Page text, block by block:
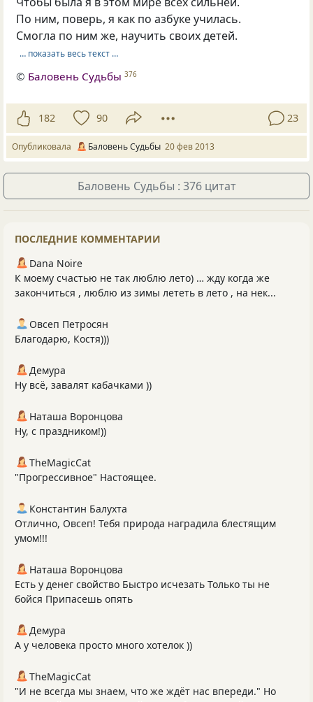
По ним, поверь, я как по азбуке училась.
Смогла по ним же, научить своих детей.
… показать весь текст …
© Баловень Судьбы 376
182 90 23
Опубликовала Баловень Судьбы 20 фев 2013
Баловень Судьбы : 376 цитат
ПОСЛЕДНИЕ КОММЕНТАРИИ
Dana Noire
К моему счастью не так люблю лето) … жду когда же
закончиться , люблю из зимы лететь в лето , на нек...
Овсеп Петросян
Благодарю, Костя)))
Демура
Ну всё, завалят кабачками ))
Наташа Воронцова
Ну, с праздником!))
TheMagicCat
"Прогрессивное" Настоящее.
Константин Балухта
Отлично, Овсеп! Тебя природа наградила блестящим
умом!!!
Наташа Воронцова
Есть у денег свойство Быстро исчезать Только ты не
бойся Припасешь опять
Демура
А у человека просто много хотелок ))
TheMagicCat
"И не всегда мы знаем, что же ждёт нас впереди." Но